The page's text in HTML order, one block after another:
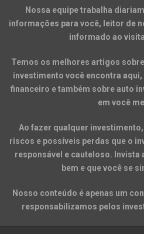
Nossa equipe trabalha
informações para você, leitor de
informado ao
Temos os melhores artigos
investimento você encontra
financeiro e também sobre auto
em você
Ao fazer qualquer
riscos e possíveis perdas que o
responsável e cauteloso. Invista
bem e que você se
Nosso conteúdo é apenas um
responsabilizamos pelos